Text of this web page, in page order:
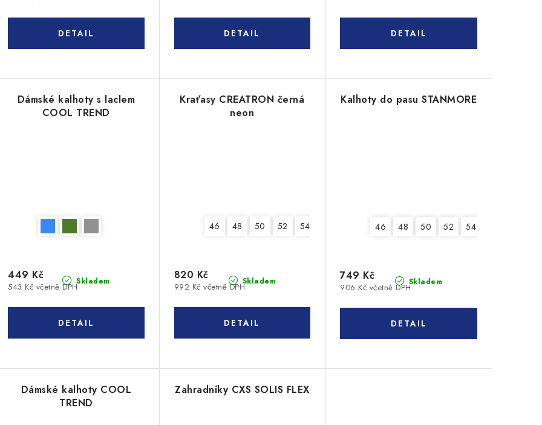
Dámské kalhoty s laclem
COOL TREND
Skladem
543 Kč včetně DPH
449 Kč
Kraťasy CREATRON černá
neon
46 48 50 52 54 60 62 64
Skladem
992 Kč včetně DPH
820 Kč
Kalhoty do pasu STANMORE
46 48 50 52 54
Skladem
906 Kč včetně DPH
749 Kč
Dámské kalhoty COOL
TREND
Zahradníky CXS SOLIS FLEX